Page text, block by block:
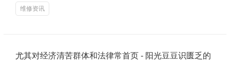
维修资讯
尤其对经济清苦群体和法律常首页 - 阳光豆豆识匮乏的